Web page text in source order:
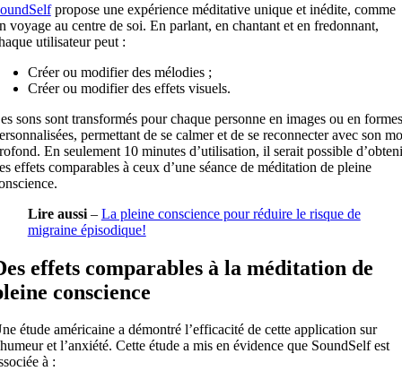
propose une expérience méditative unique et inédite, comme
voyage au centre de soi. En parlant, en chantant et en fredonnant,
utilisateur peut :
Créer ou modifier des mélodies ;
Créer ou modifier des effets visuels.
sons sont transformés pour chaque personne en images ou en formes
permettant de se calmer et de se reconnecter avec son
En seulement 10 minutes d’utilisation, il serait possible
effets comparables à ceux d’une séance de méditation de pleine
Lire aussi– La pleine conscience pour réduire le risque de
migraine épisodique!
effets comparables à la méditation de
conscience
étude américaine a démontré l’efficacité de cette application sur
et l’anxiété. Cette étude a mis en évidence que SoundSelf est
à :